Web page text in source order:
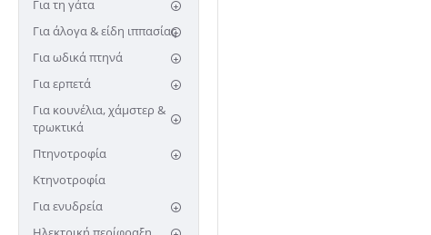
Για τη γάτα
Για άλογα & είδη ιππασίας
Για ωδικά πτηνά
Για ερπετά
Για κουνέλια, χάμστερ &
τρωκτικά
Πτηνοτροφία
Κτηνοτροφία
Για ενυδρεία